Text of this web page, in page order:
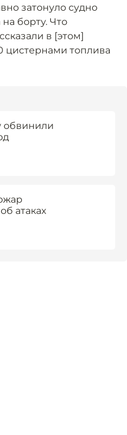
затонуло судно
борту. Что
в [этом]
цистернами топлива
обвинили
атаках